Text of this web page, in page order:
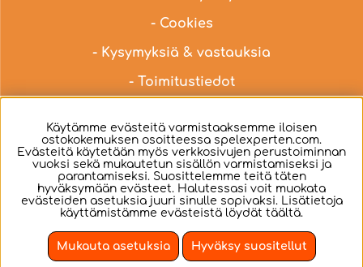
- Cookies
- Kysymyksiä & vastauksia
- Toimitustiedot
Ota yhteyttä meidän asiakaspalveluun osoitteella
hei@spelexperten.fi
Suomi
Käytämme evästeitä varmistaaksemme iloisen
ostokokemuksen osoitteessa spelexperten.com.
Evästeitä käytetään myös verkkosivujen perustoiminnan
vuoksi sekä mukautetun sisällön varmistamiseksi ja
parantamiseksi. Suosittelemme teitä täten
hyväksymään evästeet. Halutessasi voit muokata
evästeiden asetuksia juuri sinulle sopivaksi. Lisätietoja
käyttämistämme evästeistä löydät täältä.
Mukauta asetuksia Hyväksy suositellut